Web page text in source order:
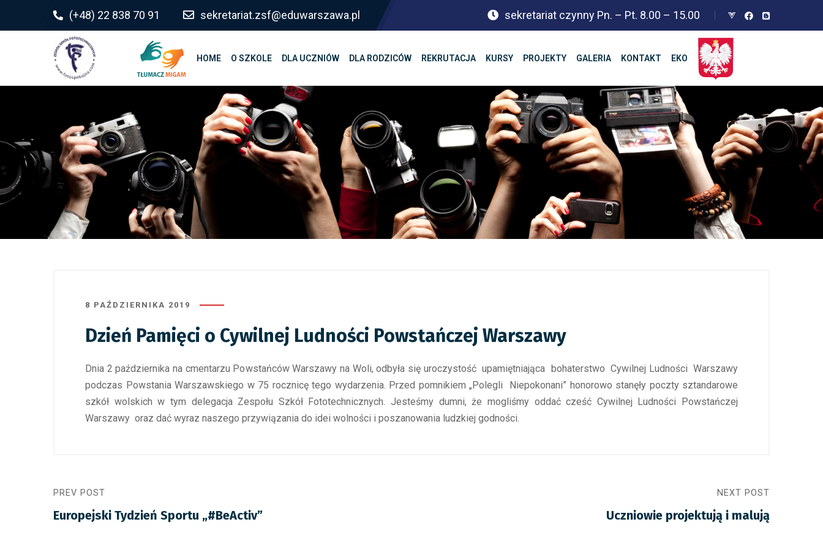
(+48) 22 838 70 91 sekretariat.zsf@eduwarszawa.pl sekretariat czynny Pn. – Pt. 8.00 – 15.00
HOME O SZKOLE DLA UCZNIÓW DLA RODZICÓW REKRUTACJA KURSY PROJEKTY GALERIA KONTAKT EKO
8 PAŹDZIERNIKA 2019
Dzień Pamięci o Cywilnej Ludności Powstańczej Warszawy
Dnia 2 października na cmentarzu Powstańców Warszawy na Woli, odbyła się uroczystość upamiętniająca bohaterstwo Cywilnej Ludności Warszawy
podczas Powstania Warszawskiego w 75 rocznicę tego wydarzenia. Przed pomnikiem „Polegli Niepokonani” honorowo stanęły poczty sztandarowe
szkół wolskich w tym delegacja Zespołu Szkół Fototechnicznych. Jesteśmy dumni, że mogliśmy oddać cześć Cywilnej Ludności Powstańczej
Warszawy oraz dać wyraz naszego przywiązania do idei wolności i poszanowania ludzkiej godności.
PREV POST
Europejski Tydzień Sportu „#BeActiv”
NEXT POST
Uczniowie projektują i malują